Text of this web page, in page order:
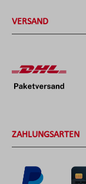
VERSAND
ZAHLUNGSARTEN